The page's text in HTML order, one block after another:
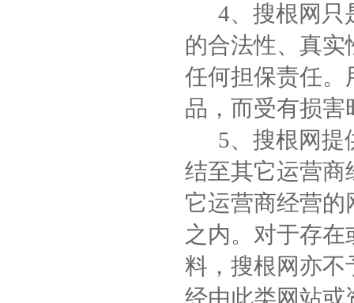
4、搜根网只
的合法性、真
任何担保责任。
品，而受有损
5、搜根网提
结至其它运营商
它运营商经营
之内。对于存
料，搜根网亦不
经由此类网站或